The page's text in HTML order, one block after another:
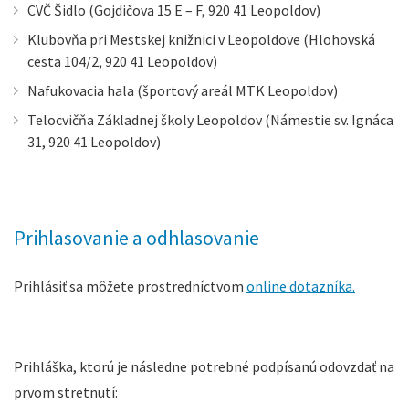
CVČ Šidlo (Gojdičova 15 E – F, 920 41 Leopoldov)
Klubovňa pri Mestskej knižnici v Leopoldove (Hlohovská
cesta 104/2, 920 41 Leopoldov)
Nafukovacia hala (športový areál MTK Leopoldov)
Telocvičňa Základnej školy Leopoldov (Námestie sv. Ignáca
31, 920 41 Leopoldov)
Prihlasovanie a odhlasovanie
Prihlásiť sa môžete prostredníctvom online dotazníka.
Prihláška, ktorú je následne potrebné podpísanú odovzdať na
prvom stretnutí: